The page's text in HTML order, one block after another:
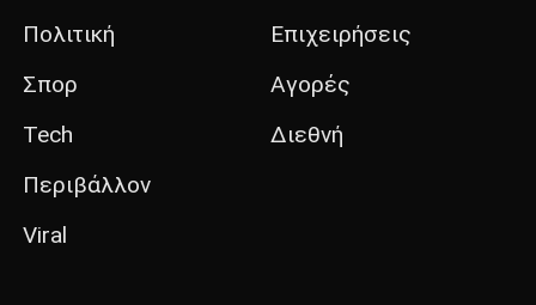
Πολιτική
Σπορ
Tech
Περιβάλλον
Viral
Επιχειρήσεις
Αγορές
Διεθνή